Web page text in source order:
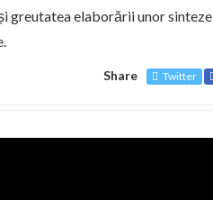
greutatea elaborării unor
Share Twitter